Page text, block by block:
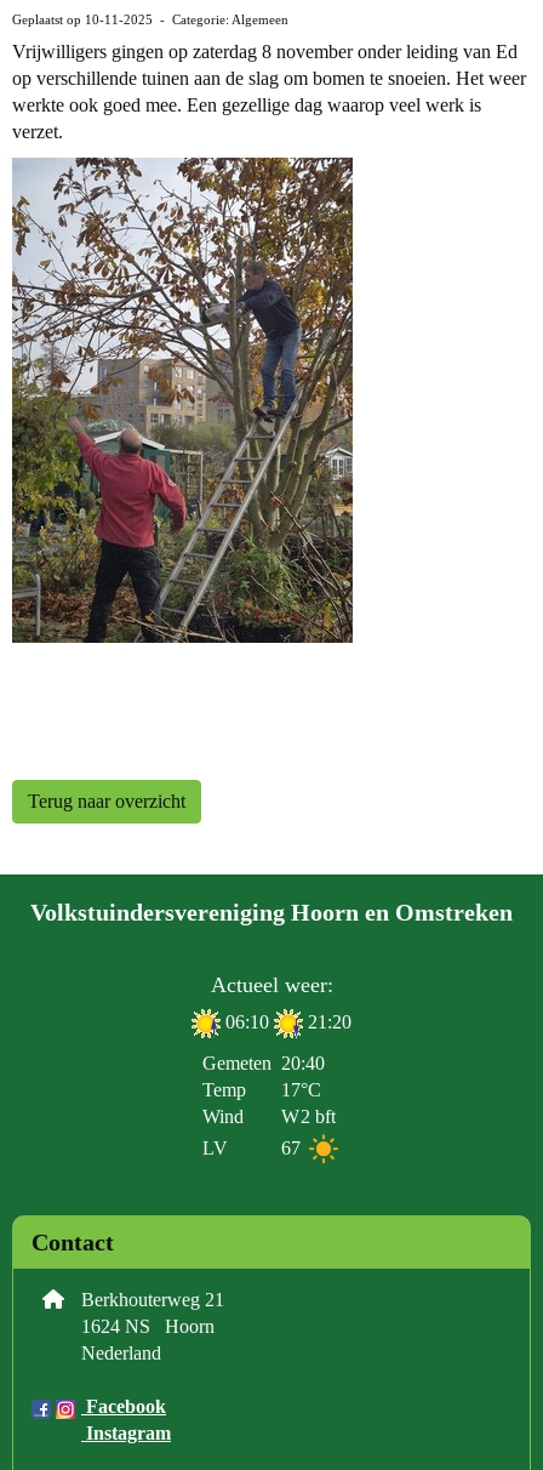
Geplaatst op 10-11-2025 - Categorie: Algemeen
Vrijwilligers gingen op zaterdag 8 november onder leiding van Ed
op verschillende tuinen aan de slag om bomen te snoeien. Het weer
werkte ook goed mee. Een gezellige dag waarop veel werk is
verzet.
Terug naar overzicht
Volkstuindersvereniging Hoorn en Omstreken
Actueel weer:
06:10 21:20
Gemeten 20:40
Temp
17°C
Wind
W2 bft
LV
67
Contact
Berkhouterweg 21
1624 NS Hoorn
Nederland
Facebook
Instagram